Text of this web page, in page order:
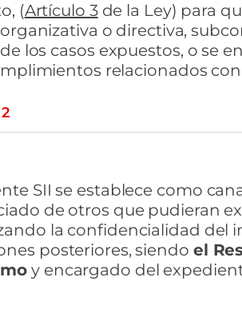
(Artículo 3de la Ley) para
o directiva,
los casos expuestos, o se
relacionados con
SII se establece como
de otros que pudieran
la confidencialidad del
posteriores, siendo el
y encargado del